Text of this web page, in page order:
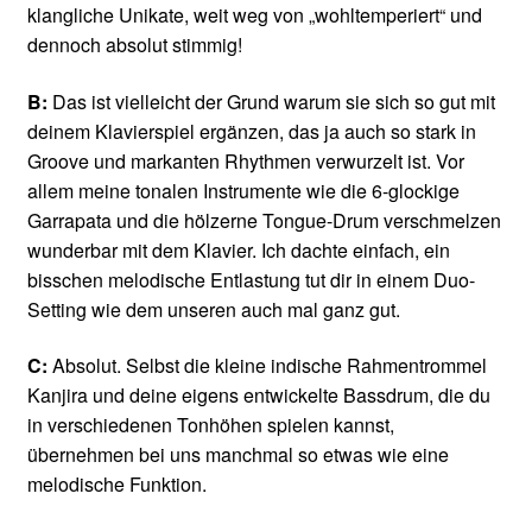
klangliche Unikate, weit weg von „wohltemperiert“ und
dennoch absolut stimmig!
B: Das ist vielleicht der Grund warum sie sich so gut mit
deinem Klavierspiel ergänzen, das ja auch so stark in
Groove und markanten Rhythmen verwurzelt ist. Vor
allem meine tonalen Instrumente wie die 6-glockige
Garrapata und die hölzerne Tongue-Drum verschmelzen
wunderbar mit dem Klavier. Ich dachte einfach, ein
bisschen melodische Entlastung tut dir in einem Duo-
Setting wie dem unseren auch mal ganz gut.
C: Absolut. Selbst die kleine indische Rahmentrommel
Kanjira und deine eigens entwickelte Bassdrum, die du
in verschiedenen Tonhöhen spielen kannst,
übernehmen bei uns manchmal so etwas wie eine
melodische Funktion.